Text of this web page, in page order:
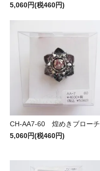
5,060円(税460円)
CH-AA7-60 煌めきブローチ
5,060円(税460円)